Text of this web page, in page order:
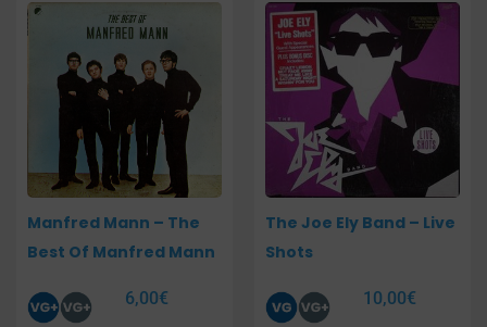
Manfred Mann – The
Best Of Manfred Mann
6,00€
The Joe Ely Band – Live
Shots
10,00€